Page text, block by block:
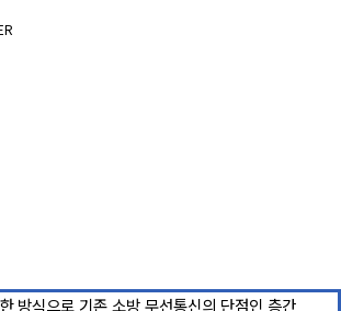
방식으로 기존 소방 무선통신의 단점인 층간